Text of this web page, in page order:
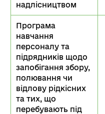
надлісництвом
Програма
навчання
персоналу та
підрядників щодо
запобігання збору,
полювання чи
відлову рідкісних
та тих, що
перебувають під